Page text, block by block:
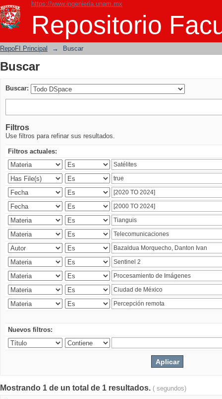
https://www.ingenieria.unam.mx
Repositorio
Buscar
RepoFI Principal → Buscar
Buscar
Buscar:
Filtros
Use filtros para refinar sus resultados.
Filtros actuales:
Nuevos filtros:
Mostrando 1 de un total de 1 resultados. ( segundos)